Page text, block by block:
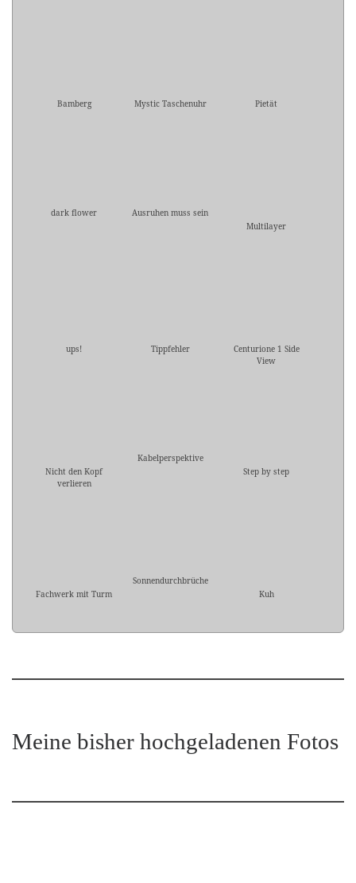
Bamberg Mystic Taschenuhr Pietät
dark flower
Ausruhen muss sein
Multilayer
ups! Tippfehler
Centurione 1 Side
View
Nicht den Kopf
verlieren
Kabelperspektive
Step by step
Fachwerk mit Turm
Sonnendurchbrüche
Kuh
Meine bisher hochgeladenen Fotos